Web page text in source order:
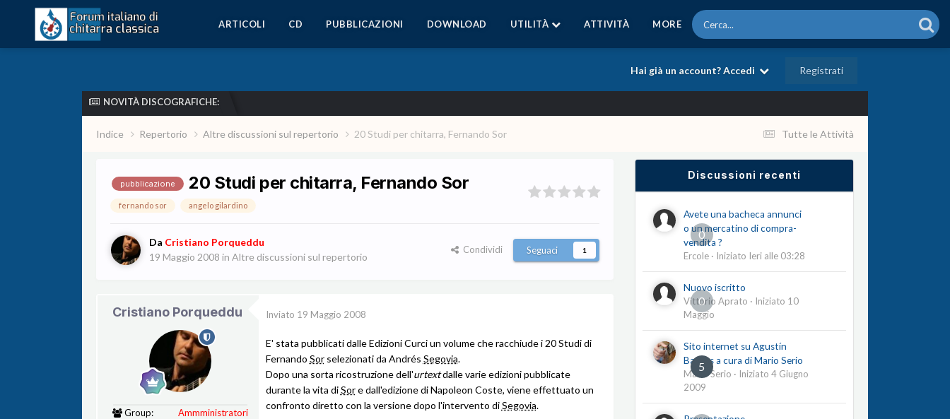
ARTICOLI CD PUBBLICAZIONI DOWNLOAD UTILITÀ ATTIVITÀ MORE
Hai già un account? Accedi Registrati
NOVITÀ DISCOGRAFICHE:
Tutte le Attività
Indice Repertorio Altre discussioni sul repertorio 20 Studi per chitarra, Fernando Sor
pubblicazione 20 Studi per chitarra, Fernando Sor
fernando sor angelo gilardino
Da Cristiano Porqueddu
19 Maggio 2008 in Altre discussioni sul repertorio
Condividi Seguaci 1
Cristiano Porqueddu
Group:
Ammministratori
Inviato 19 Maggio 2008
E' stata pubblicati dalle Edizioni Curci un volume che racchiude i 20 Studi di
Fernando Sorselezionati da Andrés Segovia.
Dopo una sorta ricostruzione dell'urtextdalle varie edizioni pubblicate
durante la vita diSore dall'edizione di Napoleon Coste, viene effettuato un
confronto diretto con la versione dopo l'intervento diSegovia.
Discussioni recenti
0
Avete una bacheca annunci
o un mercatino di compra-
vendita ?
Ercole· Iniziato Ieri alle 03:28
0
Nuovo iscritto
Vittorio Aprato · Iniziato 10
Maggio
5
Sito internet su Agustín
Barrios a cura di Mario Serio
Mario Serio · Iniziato 4 Giugno
2009